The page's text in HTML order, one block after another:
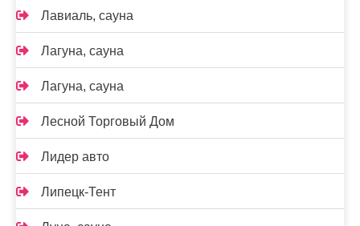
Лавиаль, сауна
Лагуна, сауна
Лагуна, сауна
Лесной Торговый Дом
Лидер авто
Липецк-Тент